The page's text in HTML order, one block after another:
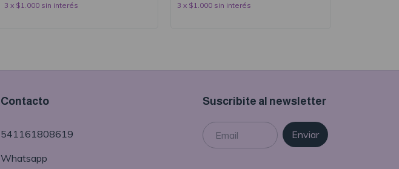
3 x $1.000 sin interés 3 x $1.000 sin interés
Contacto
541161808619
Whatsapp
Suscribite al newsletter